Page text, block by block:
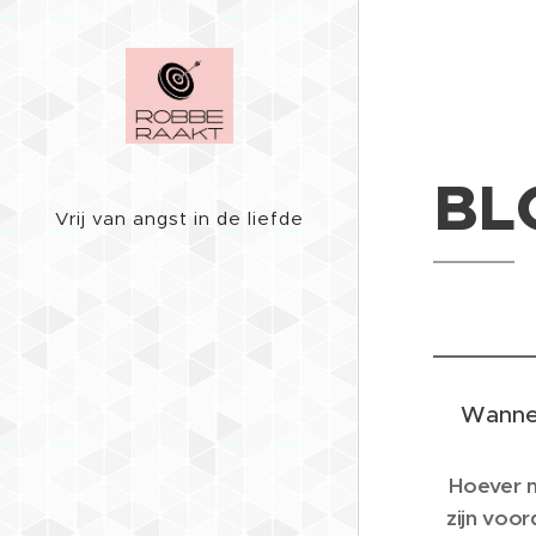
Vrij van angst in de liefde
Hoever
zijn